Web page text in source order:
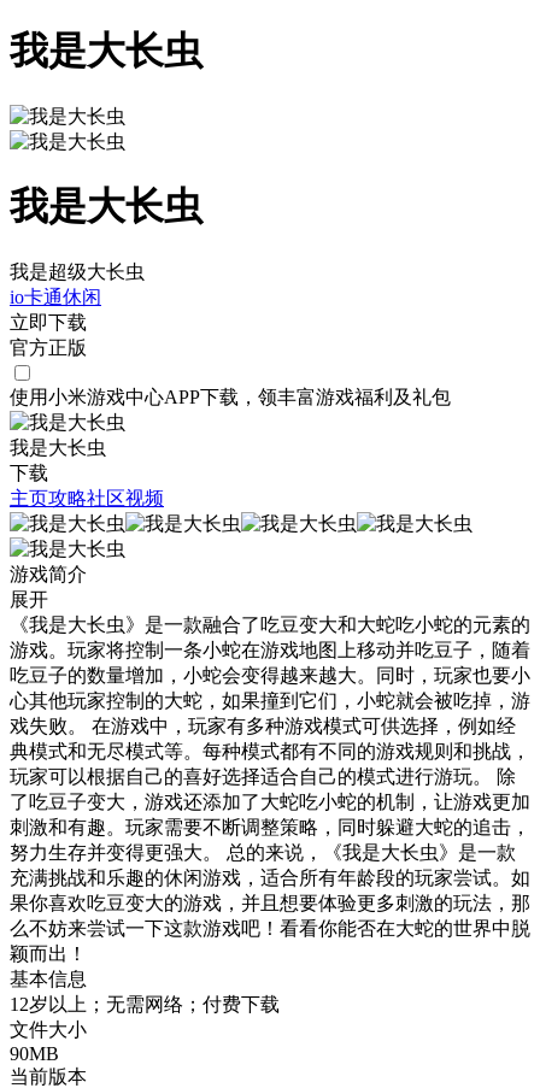
我是大长虫
我是大长虫
我是超级大长虫
io卡通休闲
立即下载
官方正版
使用小米游戏中心APP下载 ，领丰富游戏福利 及礼包
我是大长虫
下载
主页攻略社区视频
游戏简介
展开
《我是大长虫》是一款融合了吃豆变大和大蛇吃小蛇的元素的
游戏。玩家将控制一条小蛇在游戏地图上移动并吃豆子，随着
吃豆子的数量增加，小蛇会变得越来越大。同时，玩家也要小
心其他玩家控制的大蛇，如果撞到它们，小蛇就会被吃掉，游
戏失败。 在游戏中，玩家有多种游戏模式可供选择，例如经
典模式和无尽模式等。每种模式都有不同的游戏规则和挑战，
玩家可以根据自己的喜好选择适合自己的模式进行游玩。 除
了吃豆子变大，游戏还添加了大蛇吃小蛇的机制，让游戏更加
刺激和有趣。玩家需要不断调整策略，同时躲避大蛇的追击，
努力生存并变得更强大。 总的来说，《我是大长虫》是一款
充满挑战和乐趣的休闲游戏，适合所有年龄段的玩家尝试。如
果你喜欢吃豆变大的游戏，并且想要体验更多刺激的玩法，那
么不妨来尝试一下这款游戏吧！看看你能否在大蛇的世界中脱
颖而出！
基本信息
12岁以上；无需网络；付费下载
文件大小
90MB
当前版本